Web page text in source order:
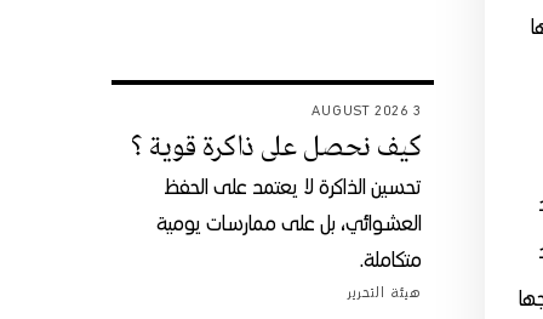
3 AUGUST 2026
كيف نحصل على ذاكرة قوية ؟
تحسين الذاكرة لا يعتمد على الحفظ
العشوائي، بل على ممارسات يومية
متكاملة.
هيئة التحرير